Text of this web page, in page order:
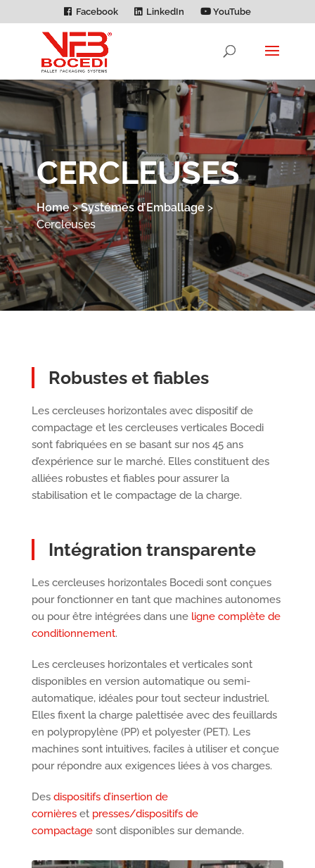
Facebook LinkedIn YouTube
CERCLEUSES
Home>Systémes d’Emballage>
Cercleuses
Robustes et fiables
Les cercleuses horizontales avec dispositif de
compactage et les cercleuses verticales Bocedi
sont fabriquées en se basant sur nos 45 ans
d’expérience sur le marché. Elles constituent des
alliées robustes et fiables pour assurer la
stabilisation et le compactage de la charge.
Intégration transparente
Les cercleuses horizontales Bocedi sont conçues
pour fonctionner en tant que machines autonomes
ou pour être intégrées dans une ligne complète de
conditionnement.
Les cercleuses horizontales et verticales sont
disponibles en version automatique ou semi-
automatique, idéales pour tout secteur industriel.
Elles fixent la charge palettisée avec des feuillards
en polypropylène (PP) et polyester (PET). Les
machines sont intuitives, faciles à utiliser et conçue
pour répondre aux exigences liées à vos charges.
Des dispositifs d’insertion de
cornièreset presses/dispositifs de
compactagesont disponibles sur demande.